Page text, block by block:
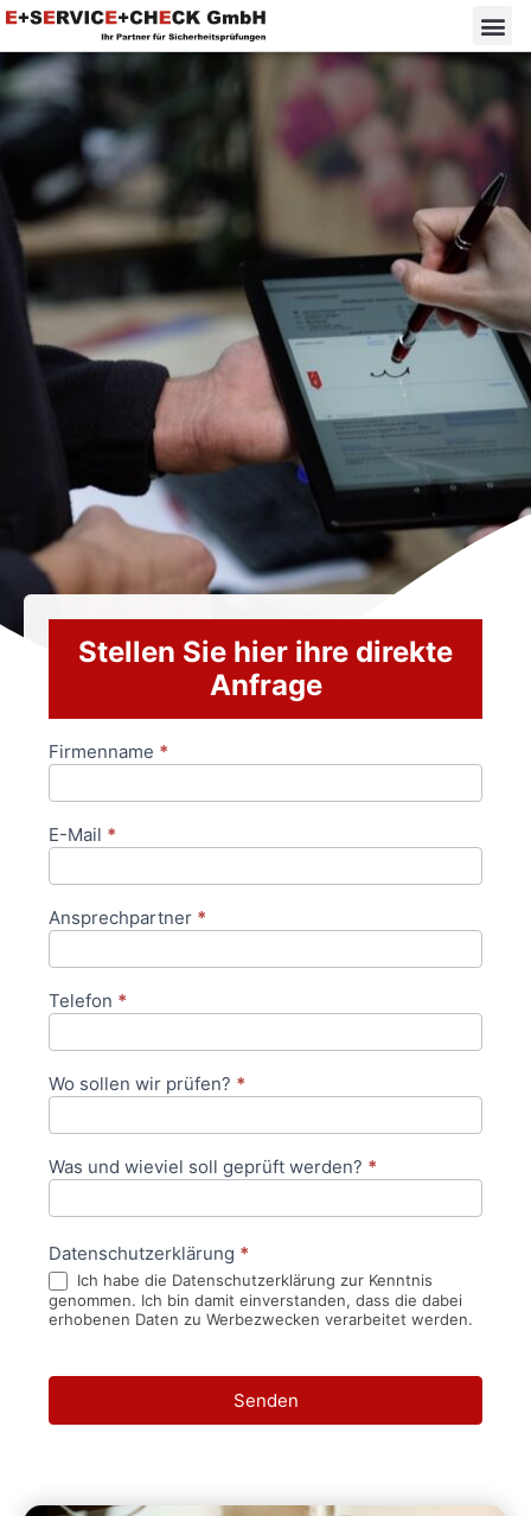
Stellen Sie hier ihre direkte
Anfrage
Anfrageformular
Firmenname *
E-Mail *
Ansprechpartner *
Telefon *
Wo sollen wir prüfen? *
Was und wieviel soll geprüft werden? *
Datenschutzerklärung *
Ich habe die Datenschutzerklärung zur Kenntnis
genommen. Ich bin damit einverstanden, dass die dabei
erhobenen Daten zu Werbezwecken verarbeitet werden.
Senden